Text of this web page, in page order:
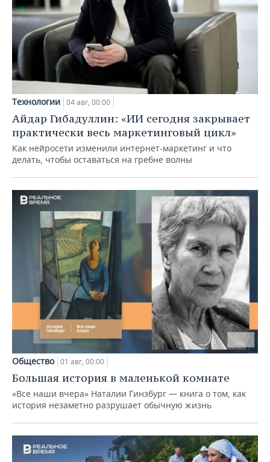
Технологии 04 авг, 00:00
Айдар Гибадуллин: «ИИ сегодня закрывает
практически весь маркетинговый цикл»
Как нейросети изменили интернет-маркетинг и что
делать, чтобы оставаться на гребне волны
Общество 01 авг, 00:00
Большая история в маленькой комнате
«Все наши вчера» Наталии Гинзбург — книга о том, как
история незаметно разрушает обычную жизнь